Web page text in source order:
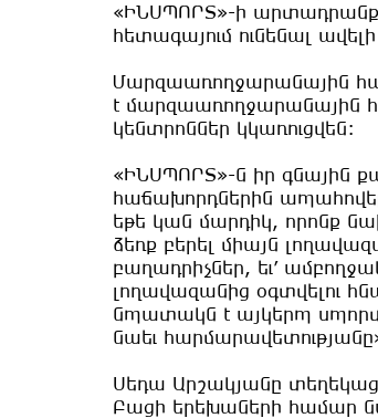
«ԻՆՍՊՈՐՏ»-ի
հետագայում ունենալ
Մարզաառողջարանային
է մարզաառողջարանային
կենտրոններ կկառուցվեն:
«ԻՆՍՊՈՐՏ»-ն իր գնային
հաճախորդներին ապահովել
եթե կան մարդիկ, որոնք
ձեռք բերել միայն
բաղադրիչներ, եւ՛
լողավազանից օգտվելու
նպատակն է այկերպ սպորտը
նաեւ
Սեդա Արշակյանը
Բացի երեխաների համար